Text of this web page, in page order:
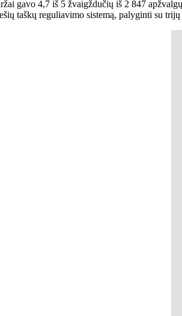
gavo 4,7 iš 5 žvaigždučių iš 2 847
taškų reguliavimo sistemą, palyginti su